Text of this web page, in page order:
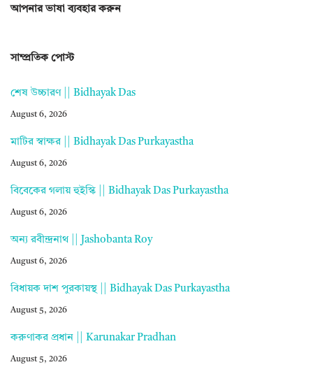
আপনার ভাষা ব্যবহার করুন
সাম্প্রতিক পোস্ট
শেষ উচ্চারণ || Bidhayak Das
August 6, 2026
মাটির স্বাক্ষর || Bidhayak Das Purkayastha
August 6, 2026
বিবেকের গলায় হুইস্কি || Bidhayak Das Purkayastha
August 6, 2026
অন্য রবীন্দ্রনাথ || Jashobanta Roy
August 6, 2026
বিধায়ক দাশ পুরকায়স্থ || Bidhayak Das Purkayastha
August 5, 2026
করুণাকর প্রধান || Karunakar Pradhan
August 5, 2026